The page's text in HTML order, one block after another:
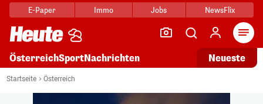
E-Paper Immo Jobs NewsFlix
ÖsterreichSportNachrichten Neueste
Startseite Österreich
1/2